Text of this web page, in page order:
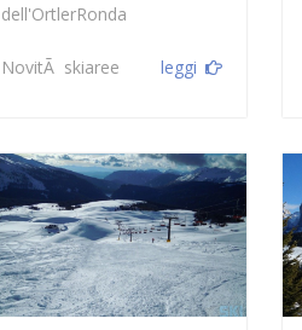
dell'OrtlerRonda
NovitÃ skiaree leggi